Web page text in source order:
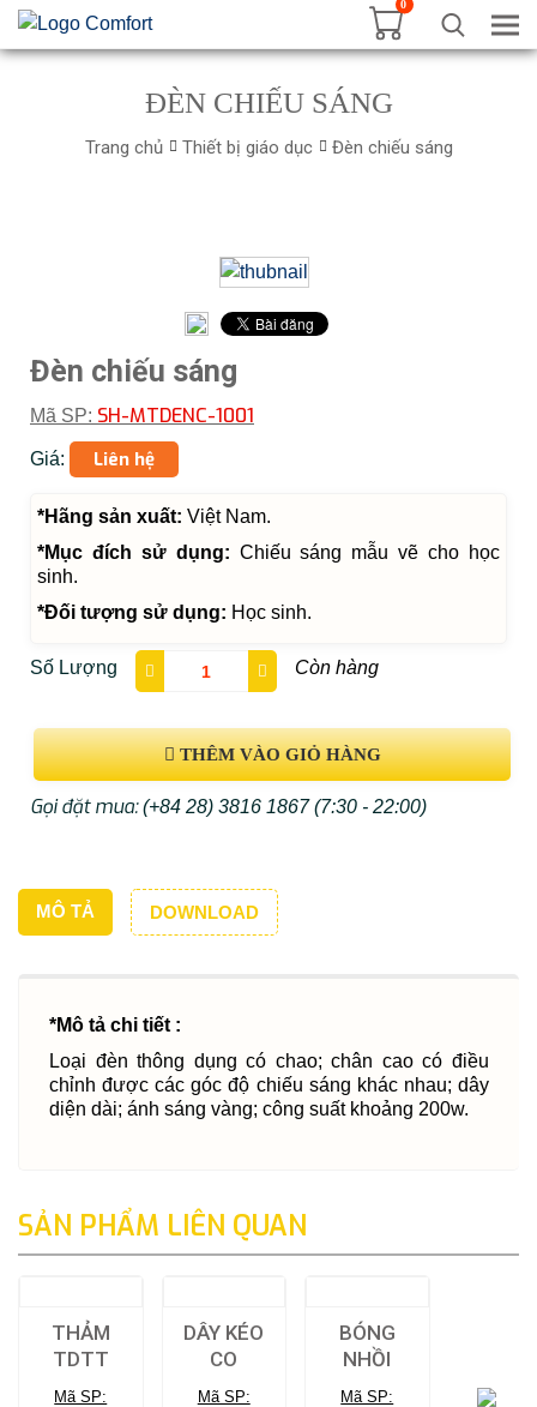
0
ĐÈN CHIẾU SÁNG
Trang chủ Thiết bị giáo dục Đèn chiếu sáng
Đèn chiếu sáng
Mã SP: SH-MTDENC-1001
Giá: Liên hệ
*Hãng sản xuất: Việt Nam.
*Mục đích sử dụng: Chiếu sáng mẫu vẽ cho học
sinh.
*Đối tượng sử dụng: Học sinh.
Số Lượng Còn hàng
THÊM VÀO GIỎ HÀNG
Gọi đặt mua:(+84 28) 3816 1867 (7:30 - 22:00)
MÔ TẢ DOWNLOAD
*Mô tả chi tiết :
Loại đèn thông dụng có chao; chân cao có điều
chỉnh được các góc độ chiếu sáng khác nhau; dây
diện dài; ánh sáng vàng; công suất khoảng 200w.
SẢN PHẨM LIÊN QUAN
THẢM
TDTT
Mã SP:
DÂY KÉO
CO
Mã SP:
BÓNG
NHỒI
Mã SP: